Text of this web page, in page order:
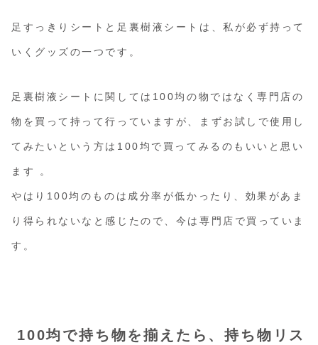
足すっきりシートと足裏樹液シートは、私が必ず持って
いくグッズの一つです。
足裏樹液シートに関しては100均の物ではなく専門店の
物を買って持って行っていますが、まずお試しで使用し
てみたいという方は100均で買ってみるのもいいと思い
ます 。
やはり100均のものは成分率が低かったり、効果があま
り得られないなと感じたので、今は専門店で買っていま
す。
100均で持ち物を揃えたら、持ち物リス